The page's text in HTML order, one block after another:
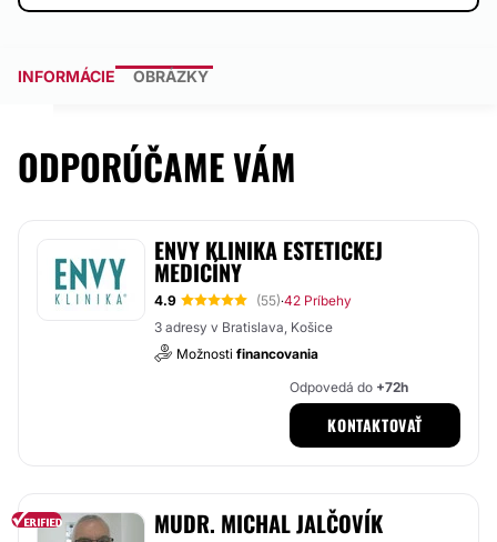
INFORMÁCIE OBRÁZKY
ODPORÚČAME VÁM
ENVY KLINIKA ESTETICKEJ
MEDICÍNY
4.9 (55)·42 Príbehy
3 adresy v Bratislava, Košice
Možnosti financovania
Odpovedá do +72h
KONTAKTOVAŤ
MUDR. MICHAL JALČOVÍK